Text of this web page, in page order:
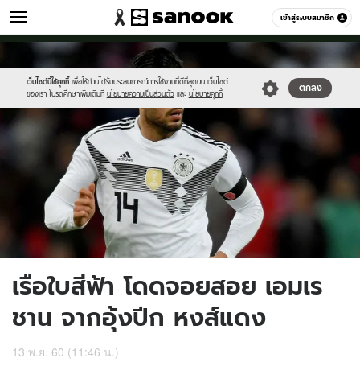
เข้าสู่ระบบสมาชิก
กีฬา หมวดอื่นๆ
เว็บไซต์นี้ใช้คุกกี้ เพื่อให้ท่านได้รับประสบการณ์การใช้งานที่ดีที่สุดบน เว็บไซต์
ของเรา โปรดศึกษาเพิ่มเติมที่ นโยบายความเป็นส่วนตัว และ นโยบายคุกกี้
ตกลง
Sanook
//s.isanook.com/sr/0/images/logo-
new-
sanook.png
600
//s.isanook.com/sp/0/ud/129/647961/cccc.jpg
เรือใบสีฟ้า โดดจอยสอย เอมเร
ชาน จากอุ้งปีก หงส์แดง
13 พ.ย. 60 (11:46 น.)